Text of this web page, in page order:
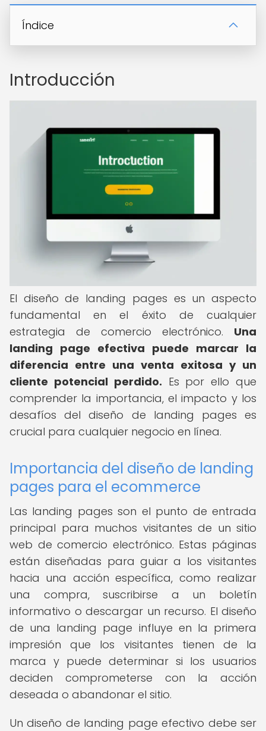
Índice
Introducción
El diseño de landing pages es un aspecto
fundamental en el éxito de cualquier
estrategia de comercio electrónico. Una
landing page efectiva puede marcar la
diferencia entre una venta exitosa y un
cliente potencial perdido. Es por ello que
comprender la importancia, el impacto y los
desafíos del diseño de landing pages es
crucial para cualquier negocio en línea.
Importancia del diseño de landing
pages para el ecommerce
Las landing pages son el punto de entrada
principal para muchos visitantes de un sitio
web de comercio electrónico. Estas páginas
están diseñadas para guiar a los visitantes
hacia una acción específica, como realizar
una compra, suscribirse a un boletín
informativo o descargar un recurso. El diseño
de una landing page influye en la primera
impresión que los visitantes tienen de la
marca y puede determinar si los usuarios
deciden comprometerse con la acción
deseada o abandonar el sitio.
Un diseño de landing page efectivo debe ser